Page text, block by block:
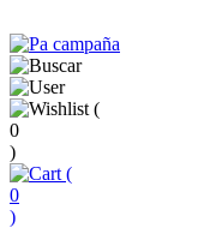
(
0
)
(
0
)